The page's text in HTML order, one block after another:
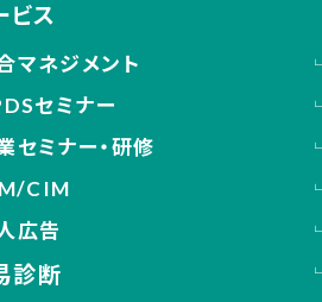
ビス
マネジメント
セミナー
セミナー・研修
CIM
広告
診断